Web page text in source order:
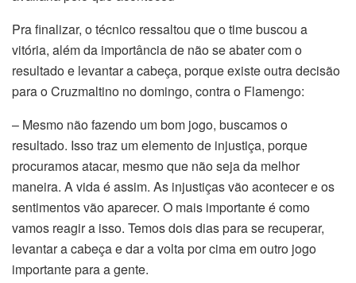
Pra finalizar, o técnico ressaltou que o time buscou a
vitória, além da importância de não se abater com o
resultado e levantar a cabeça, porque existe outra decisão
para o Cruzmaltino no domingo, contra o Flamengo:
– Mesmo não fazendo um bom jogo, buscamos o
resultado. Isso traz um elemento de injustiça, porque
procuramos atacar, mesmo que não seja da melhor
maneira. A vida é assim. As injustiças vão acontecer e os
sentimentos vão aparecer. O mais importante é como
vamos reagir a isso. Temos dois dias para se recuperar,
levantar a cabeça e dar a volta por cima em outro jogo
importante para a gente.